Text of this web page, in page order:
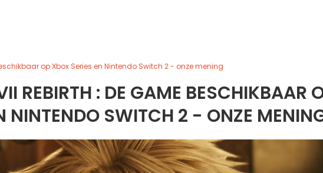
op Xbox Series en Nintendo Switch 2 - onze mening
REBIRTH : DE GAME BESCHIKBAAR
NINTENDO SWITCH 2 - ONZE